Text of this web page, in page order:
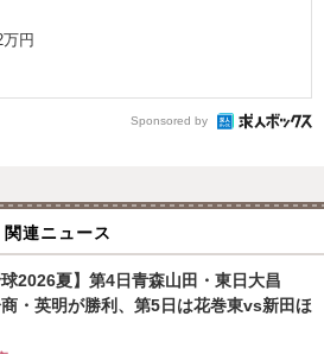
円
Sponsored by
関連ニュース
球2026夏】第4日青森山田・東日大昌
・英明が勝利、第5日は花巻東vs新田ほ